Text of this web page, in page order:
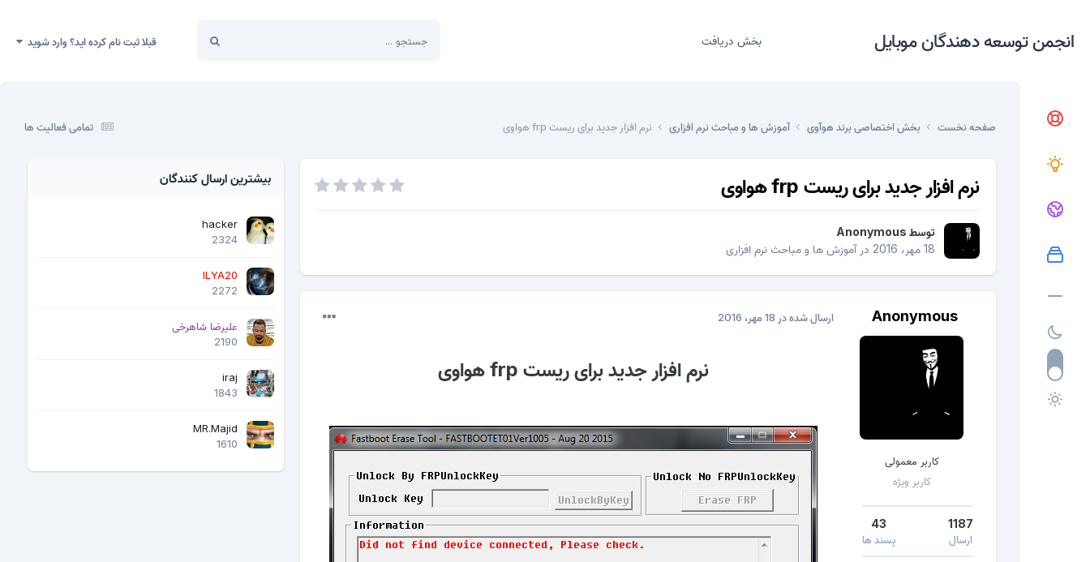
انجمن توسعه دهندگان موبایل بخش دریافت قبلا ثبت نام کرده اید؟ وارد شوید
تمامی فعالیت ها صفحه نخست بخش اختصاصی برند هوآوی آموزش ها و مباحث نرم افزاری نرم افزار جدید برای ریست frp هواوی
نرم افزار جدید برای ریست frp هواوی
توسط Anonymous
18 مهر، 2016
درآموزش ها و مباحث نرم افزاری
Anonymous
کاربر معمولی
کاربر ویژه
1187
ارسال
43
پسند ها
ارسال شده در 18 مهر، 2016
نرم افزار جدید برای ریست frp هواوی
بیشترین ارسال کنندگان
hacker
2324
ILYA20
2272
علیرضا شاهرخی
2190
iraj
1843
MR.Majid
1610